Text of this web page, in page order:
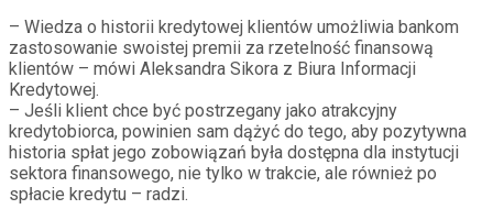
– Wiedza o historii kredytowej klientów umożliwia bankom
zastosowanie swoistej premii za rzetelność finansową
klientów – mówi Aleksandra Sikora z Biura Informacji
Kredytowej.
– Jeśli klient chce być postrzegany jako atrakcyjny
kredytobiorca, powinien sam dążyć do tego, aby pozytywna
historia spłat jego zobowiązań była dostępna dla instytucji
sektora finansowego, nie tylko w trakcie, ale również po
spłacie kredytu – radzi.